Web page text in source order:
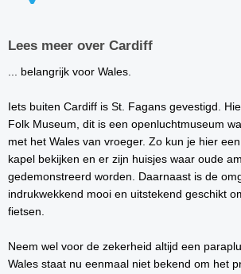
Lees meer over Cardiff
... belangrijk voor Wales.
Iets buiten Cardiff is St. Fagans gevestigd.
Folk Museum, dit is een openluchtmuseum
met het Wales van vroeger. Zo kun je hier
kapel bekijken en er zijn huisjes waar oude
gedemonstreerd worden. Daarnaast is de
indrukwekkend mooi en uitstekend geschikt
fietsen.
Neem wel voor de zekerheid altijd een
Wales staat nu eenmaal niet bekend om het